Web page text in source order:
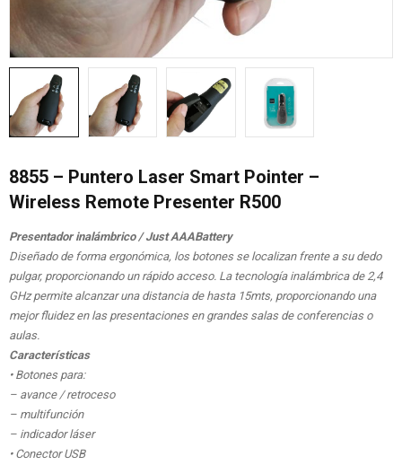
8855 – Puntero Laser Smart Pointer –
Wireless Remote Presenter R500
Presentador inalámbrico / Just AAABattery
Diseñado de forma ergonómica, los botones se localizan frente a su dedo
pulgar, proporcionando un rápido acceso. La tecnología inalámbrica de 2,4
GHz permite alcanzar una distancia de hasta 15mts, proporcionando una
mejor fluidez en las presentaciones en grandes salas de conferencias o
aulas.
Características
• Botones para:
– avance / retroceso
– multifunción
– indicador láser
• Conector USB